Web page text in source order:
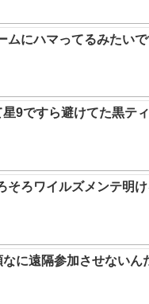
ムにハマってるみたい
星9ですら避けてた黒テ
そろワイルズメンテ明
に遠隔参加させないん